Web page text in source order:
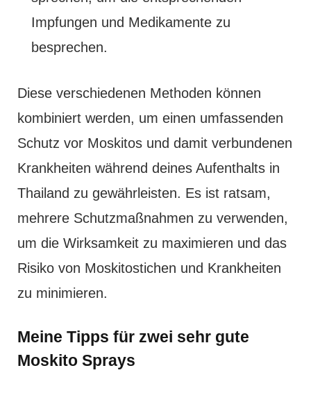
Impfungen und Medikamente zu
besprechen.
Diese verschiedenen Methoden können
kombiniert werden, um einen umfassenden
Schutz vor Moskitos und damit verbundenen
Krankheiten während deines Aufenthalts in
Thailand zu gewährleisten. Es ist ratsam,
mehrere Schutzmaßnahmen zu verwenden,
um die Wirksamkeit zu maximieren und das
Risiko von Moskitostichen und Krankheiten
zu minimieren.
Meine Tipps für zwei sehr gute
Moskito Sprays